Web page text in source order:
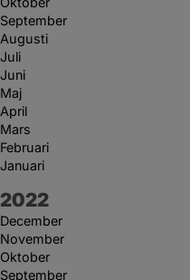
September
Augusti
Juli
Juni
Maj
April
Mars
Februari
Januari
År:
2022
December
November
Oktober
September